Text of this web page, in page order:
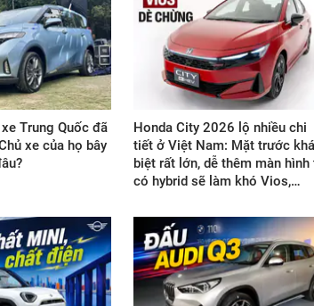
Trung Quốc đã
xe của họ bây
Honda City 2026 lộ nhiều chi
tiết ở Việt Nam: Mặt trước
biệt rất lớn, dễ thêm màn hình
có hybrid sẽ làm khó Vios,…